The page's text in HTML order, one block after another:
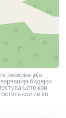
резервација.
бидејќи
кои
кои се во